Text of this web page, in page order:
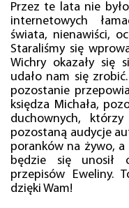
Przez te lata nie
internetowych
świata, nienawiści,
Staraliśmy się
Wichry okazały się
udało nam się
pozostanie
księdza Michała,
duchownych,
pozostaną audycje
poranków na żywo,
będzie się unosił
przepisów Eweliny.
dzięki Wam!